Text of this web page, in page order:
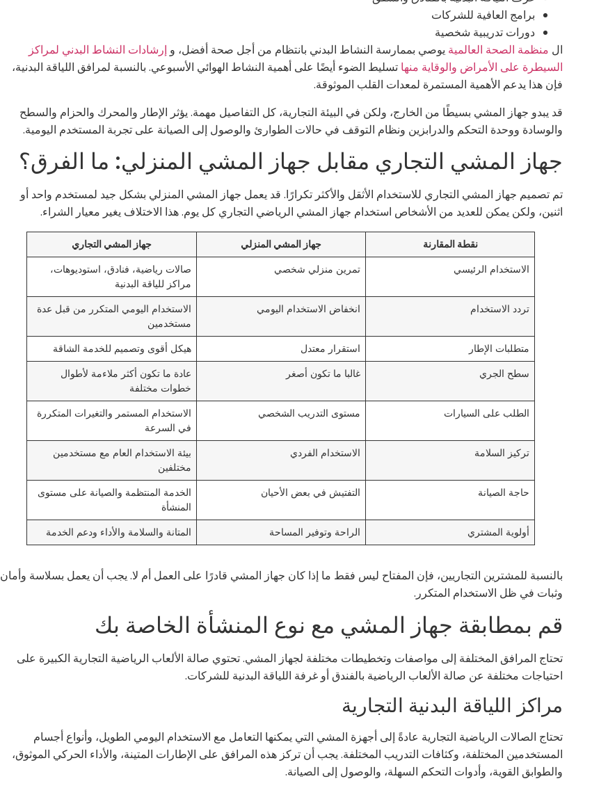
برامج العافية للشركات
دورات تدريبية شخصية
ال منظمة الصحة العالمية يوصي بممارسة النشاط البدني بانتظام من أجل صحة أفضل، و إرشادات النشاط البدني لمراكز
السيطرة على الأمراض والوقاية منها تسليط الضوء أيضًا على أهمية النشاط الهوائي الأسبوعي. بالنسبة لمرافق اللياقة البدنية،
فإن هذا يدعم الأهمية المستمرة لمعدات القلب الموثوقة.
قد يبدو جهاز المشي بسيطًا من الخارج، ولكن في البيئة التجارية، كل التفاصيل مهمة. يؤثر الإطار والمحرك والحزام والسطح
والوسادة ووحدة التحكم والدرابزين ونظام التوقف في حالات الطوارئ والوصول إلى الصيانة على تجربة المستخدم اليومية.
جهاز المشي التجاري مقابل جهاز المشي المنزلي: ما الفرق؟
تم تصميم جهاز المشي التجاري للاستخدام الأثقل والأكثر تكرارًا. قد يعمل جهاز المشي المنزلي بشكل جيد لمستخدم واحد أو
اثنين، ولكن يمكن للعديد من الأشخاص استخدام جهاز المشي الرياضي التجاري كل يوم. هذا الاختلاف يغير معيار الشراء.
نقطة المقارنة جهاز المشي المنزلي
جهاز المشي التجاري
الاستخدام الرئيسي
تمرين منزلي شخصي
صالات رياضية، فنادق، استوديوهات،
مراكز للياقة البدنية
تردد الاستخدام
انخفاض الاستخدام اليومي
الاستخدام اليومي المتكرر من قبل عدة
مستخدمين
متطلبات الإطار
استقرار معتدل
هيكل أقوى وتصميم للخدمة الشاقة
سطح الجري
غالبا ما تكون أصغر
عادة ما تكون أكثر ملاءمة لأطوال
خطوات مختلفة
الطلب على السيارات
مستوى التدريب الشخصي
الاستخدام المستمر والتغيرات المتكررة
في السرعة
تركيز السلامة
الاستخدام الفردي
بيئة الاستخدام العام مع مستخدمين
مختلفين
حاجة الصيانة
التفتيش في بعض الأحيان
الخدمة المنتظمة والصيانة على مستوى
المنشأة
أولوية المشتري
الراحة وتوفير المساحة المتانة والسلامة والأداء ودعم الخدمة
بالنسبة للمشترين التجاريين، فإن المفتاح ليس فقط ما إذا كان جهاز المشي قادرًا على العمل أم لا. يجب أن يعمل بسلاسة وأمان
وثبات في ظل الاستخدام المتكرر.
قم بمطابقة جهاز المشي مع نوع المنشأة الخاصة بك
تحتاج المرافق المختلفة إلى مواصفات وتخطيطات مختلفة لجهاز المشي. تحتوي صالة الألعاب الرياضية التجارية الكبيرة على
احتياجات مختلفة عن صالة الألعاب الرياضية بالفندق أو غرفة اللياقة البدنية للشركات.
مراكز اللياقة البدنية التجارية
تحتاج الصالات الرياضية التجارية عادةً إلى أجهزة المشي التي يمكنها التعامل مع الاستخدام اليومي الطويل، وأنواع أجسام
المستخدمين المختلفة، وكثافات التدريب المختلفة. يجب أن تركز هذه المرافق على الإطارات المتينة، والأداء الحركي الموثوق،
والطوابق القوية، وأدوات التحكم السهلة، والوصول إلى الصيانة.